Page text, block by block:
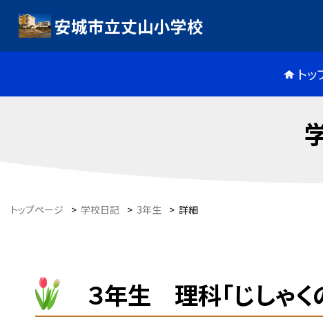
安城市立丈山小学校
ト
トップページ > 学校日記 > 3年生 > 詳細
３年生 理科「じしゃく